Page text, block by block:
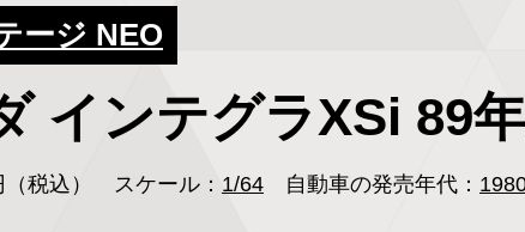
ージ NEO
インテグラXSi 89年
（税込） スケール： 1/64 自動車の発売年代：